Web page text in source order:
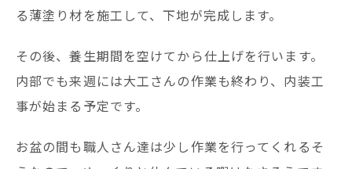
る薄塗り材を施工して、下地が完成します。
その後、養生期間を空けてから仕上げを行います。
内部でも来週には大工さんの作業も終わり、内装工
事が始まる予定です。
お盆の間も職人さん達は少し作業を行ってくれるそ